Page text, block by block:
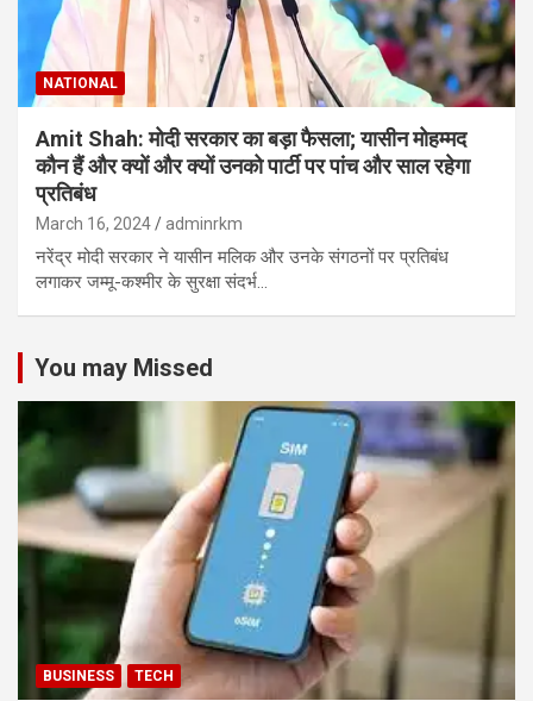
NATIONAL
Amit Shah: मोदी सरकार का बड़ा फैसला; यासीन मोहम्मद
कौन हैं और क्यों और क्यों उनको पार्टी पर पांच और साल रहेगा
प्रतिबंध
March 16, 2024 adminrkm
नरेंद्र मोदी सरकार ने यासीन मलिक और उनके संगठनों पर प्रतिबंध
लगाकर जम्मू-कश्मीर के सुरक्षा संदर्भ…
You may Missed
BUSINESS TECH